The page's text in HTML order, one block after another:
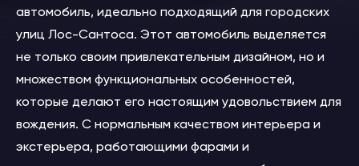
автомобиль, идеально подходящий для городских
улиц Лос-Сантоса. Этот автомобиль выделяется
не только своим привлекательным дизайном, но и
множеством функциональных особенностей,
которые делают его настоящим удовольствием для
вождения. С нормальным качеством интерьера и
экстерьера, работающими фарами и